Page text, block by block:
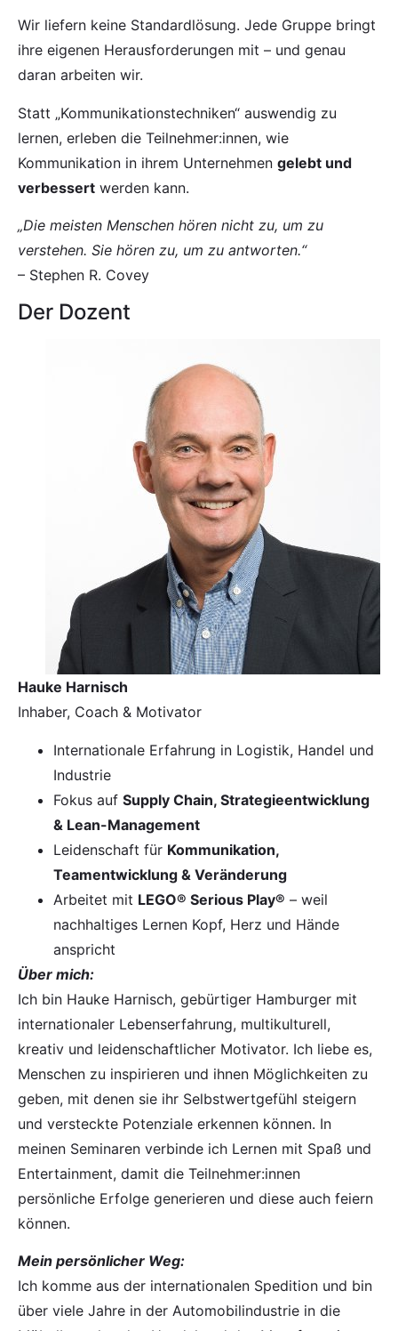
Wir liefern keine Standardlösung. Jede Gruppe bringt
ihre eigenen Herausforderungen mit – und genau
daran arbeiten wir.
Statt „Kommunikationstechniken“ auswendig zu
lernen, erleben die Teilnehmer:innen, wie
Kommunikation in ihrem Unternehmen gelebt und
verbessert werden kann.
„Die meisten Menschen hören nicht zu, um zu
verstehen. Sie hören zu, um zu antworten.“
– Stephen R. Covey
Der Dozent
Hauke Harnisch
Inhaber, Coach & Motivator
Internationale Erfahrung in Logistik, Handel und
Industrie
Fokus auf Supply Chain, Strategieentwicklung
& Lean-Management
Leidenschaft für Kommunikation,
Teamentwicklung & Veränderung
Arbeitet mit LEGO® Serious Play® – weil
nachhaltiges Lernen Kopf, Herz und Hände
anspricht
Über mich:
Ich bin Hauke Harnisch, gebürtiger Hamburger mit
internationaler Lebenserfahrung, multikulturell,
kreativ und leidenschaftlicher Motivator. Ich liebe es,
Menschen zu inspirieren und ihnen Möglichkeiten zu
geben, mit denen sie ihr Selbstwertgefühl steigern
und versteckte Potenziale erkennen können. In
meinen Seminaren verbinde ich Lernen mit Spaß und
Entertainment, damit die Teilnehmer:innen
persönliche Erfolge generieren und diese auch feiern
können.
Mein persönlicher Weg:
Ich komme aus der internationalen Spedition und bin
über viele Jahre in der Automobilindustrie in die